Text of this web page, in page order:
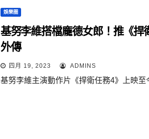
娛樂圈
基努李維搭檔龐德女郎！推《捍
外傳
四月 19, 2023 ADMINS
基努李維主演動作片《捍衛任務4》上映